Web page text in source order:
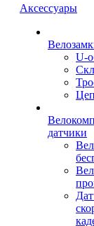
Аксессуары
U-
датчики